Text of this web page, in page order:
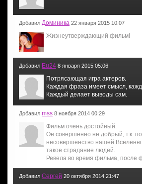
Добавил Доминика 22 января 2015 10:07
Жизнеутверждающий фильм!
Добавил Eu24 8 января 2015 05:06
Потрясающая игра актеров.
Каждая фраза имеет смысл,
Каждый делает выводы сам.
Добавил mss 8 ноября 2014 00:29
Фильм очень достойный.
Он совершенно не добрый, т.к.
несовершенство нашей
такое страдание людей.
Ревела во время фильма, после
Добавил Сергей 20 октября 2014 21:47